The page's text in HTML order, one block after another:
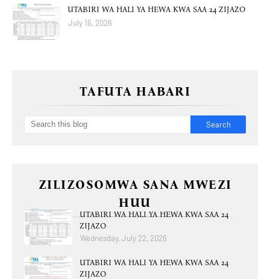
UTABIRI WA HALI YA HEWA KWA SAA 24 ZIJAZO
July 16, 2026
TAFUTA HABARI
ZILIZOSOMWA SANA MWEZI
HUU
UTABIRI WA HALI YA HEWA KWA SAA 24
ZIJAZO
Wednesday, July 22, 2026
UTABIRI WA HALI YA HEWA KWA SAA 24
ZIJAZO